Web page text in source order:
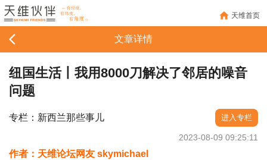
天维首页
文章详情
纽国生活丨我用8000刀解决了邻居的噪音
问题
专栏：新西兰那些事儿 进入专栏
2023-08-09 09:25:11
作者：天维论坛网友 skymichael